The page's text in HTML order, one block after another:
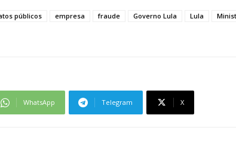
públicos empresa fraude Governo Lula Lula
WhatsApp Telegram X